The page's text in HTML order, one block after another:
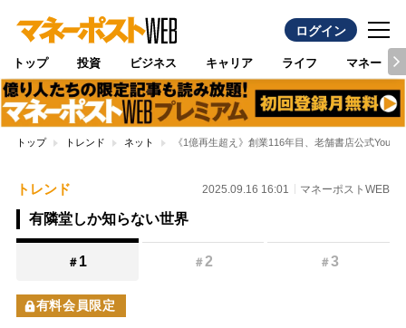
ログイン
トップ 投資 ビジネス キャリア ライフ マネー
トップ トレンド ネット 《1億再生超え》創業116年目、老舗書店公式
トレンド 2025.09.16 16:01 マネーポストWEB
有隣堂しか知らない世界
＃ 1 ＃2 ＃3
有料会員限定